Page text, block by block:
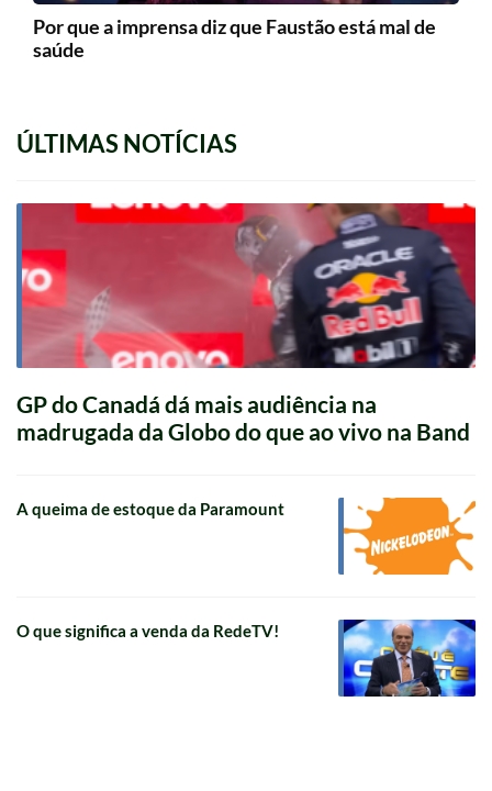
Por que a imprensa diz que Faustão está mal de
saúde
ÚLTIMAS NOTÍCIAS
GP do Canadá dá mais audiência na
madrugada da Globo do que ao vivo na Band
A queima de estoque da Paramount
O que significa a venda da RedeTV!